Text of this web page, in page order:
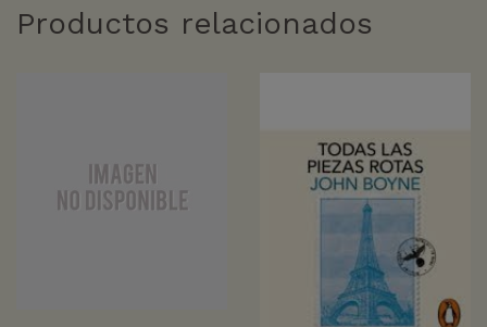
Productos relacionados